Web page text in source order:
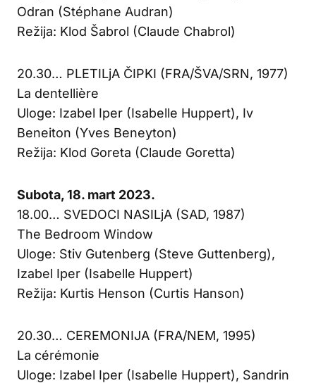
Odran (Stéphane Audran)
Režija: Klod Šabrol (Claude Chabrol)
20.30… PLETILjA ČIPKI (FRA/ŠVA/SRN, 1977)
La dentellière
Uloge: Izabel Iper (Isabelle Huppert), Iv
Beneiton (Yves Beneyton)
Režija: Klod Goreta (Claude Goretta)
Subota, 18. mart 2023.
18.00… SVEDOCI NASILjA (SAD, 1987)
The Bedroom Window
Uloge: Stiv Gutenberg (Steve Guttenberg),
Izabel Iper (Isabelle Huppert)
Režija: Kurtis Henson (Curtis Hanson)
20.30… CEREMONIJA (FRA/NEM, 1995)
La cérémonie
Uloge: Izabel Iper (Isabelle Huppert), Sandrin